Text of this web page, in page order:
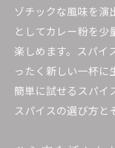
手軽に作
家庭のキ
ひと手間
ーメン
案
ゾチックな風味を演
としてカレー粉を少
楽しめます。スパイ
ったく新しい一杯に
簡単に試せるスパイ
スパイスの選び方と